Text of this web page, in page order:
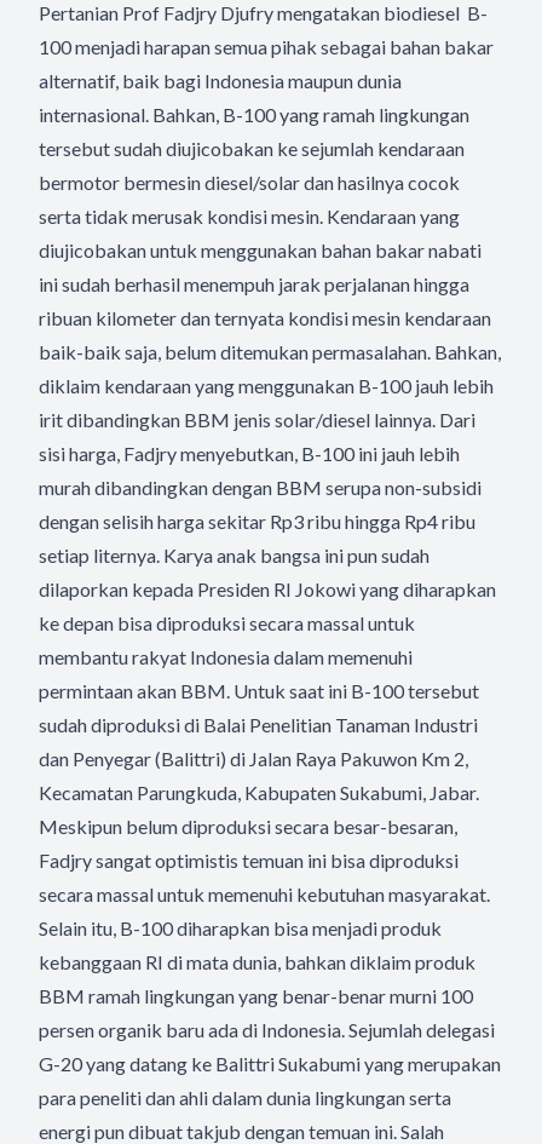
Pertanian Prof Fadjry Djufry mengatakan biodiesel B-
100 menjadi harapan semua pihak sebagai bahan bakar
alternatif, baik bagi Indonesia maupun dunia
internasional. Bahkan, B-100 yang ramah lingkungan
tersebut sudah diujicobakan ke sejumlah kendaraan
bermotor bermesin diesel/solar dan hasilnya cocok
serta tidak merusak kondisi mesin. Kendaraan yang
diujicobakan untuk menggunakan bahan bakar nabati
ini sudah berhasil menempuh jarak perjalanan hingga
ribuan kilometer dan ternyata kondisi mesin kendaraan
baik-baik saja, belum ditemukan permasalahan. Bahkan,
diklaim kendaraan yang menggunakan B-100 jauh lebih
irit dibandingkan BBM jenis solar/diesel lainnya. Dari
sisi harga, Fadjry menyebutkan, B-100 ini jauh lebih
murah dibandingkan dengan BBM serupa non-subsidi
dengan selisih harga sekitar Rp3 ribu hingga Rp4 ribu
setiap liternya. Karya anak bangsa ini pun sudah
dilaporkan kepada Presiden RI Jokowi yang diharapkan
ke depan bisa diproduksi secara massal untuk
membantu rakyat Indonesia dalam memenuhi
permintaan akan BBM. Untuk saat ini B-100 tersebut
sudah diproduksi di Balai Penelitian Tanaman Industri
dan Penyegar (Balittri) di Jalan Raya Pakuwon Km 2,
Kecamatan Parungkuda, Kabupaten Sukabumi, Jabar.
Meskipun belum diproduksi secara besar-besaran,
Fadjry sangat optimistis temuan ini bisa diproduksi
secara massal untuk memenuhi kebutuhan masyarakat.
Selain itu, B-100 diharapkan bisa menjadi produk
kebanggaan RI di mata dunia, bahkan diklaim produk
BBM ramah lingkungan yang benar-benar murni 100
persen organik baru ada di Indonesia. Sejumlah delegasi
G-20 yang datang ke Balittri Sukabumi yang merupakan
para peneliti dan ahli dalam dunia lingkungan serta
energi pun dibuat takjub dengan temuan ini. Salah